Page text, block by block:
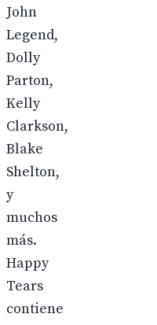
John
Legend,
Dolly
Parton,
Kelly
Clarkson,
Blake
Shelton,
y
muchos
más.
Happy
Tears
contiene